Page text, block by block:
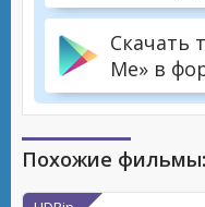
Скачать
Me» в
Похожие фильмы: